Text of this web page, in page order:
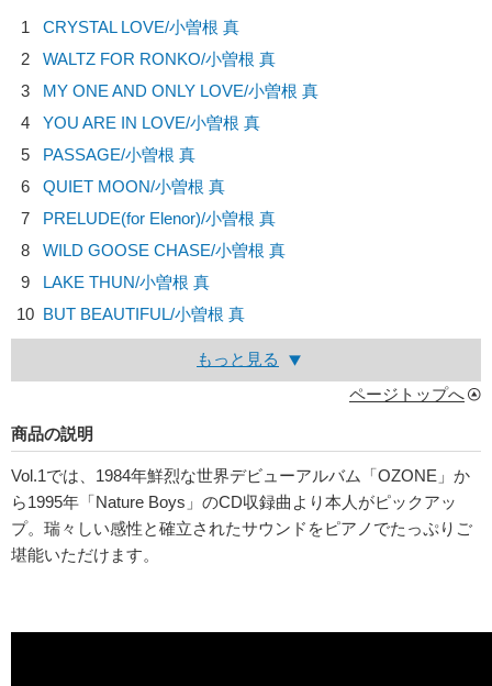
1
CRYSTAL LOVE/小曽根 真
2
WALTZ FOR RONKO/小曽根 真
3
MY ONE AND ONLY LOVE/小曽根 真
4
YOU ARE IN LOVE/小曽根 真
5
PASSAGE/小曽根 真
6
QUIET MOON/小曽根 真
7
PRELUDE(for Elenor)/小曽根 真
8
WILD GOOSE CHASE/小曽根 真
9
LAKE THUN/小曽根 真
10 BUT BEAUTIFUL/小曽根 真
もっと見る
ページトップへ
商品の説明
Vol.1では、1984年鮮烈な世界デビューアルバム「OZONE」か
ら1995年「Nature Boys」のCD収録曲より本人がピックアッ
プ。瑞々しい感性と確立されたサウンドをピアノでたっぷりご
堪能いただけます。